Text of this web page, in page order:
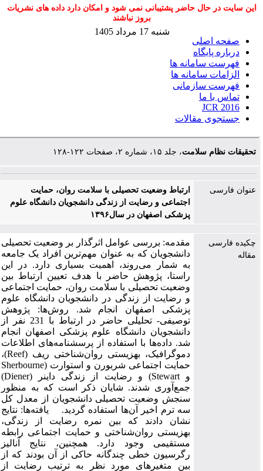
این سایت در حال حاضر پشتیبانی نمی شود و امکان دارد داده های نشریات
بروز نباشند
صفحه اصلی
درباره پایگاه
فهرست سامانه ها
الزامات سامانه ها
فهرست سازمانی
تماس با ما
JCR 2016
جستجوی مقالات
شنبه 17 مرداد 1405
تحقیقات نظام سلامت، جلد ۱۵، شماره ۲، صفحات ۱۲۲-۱۲۸
عنوان فارسی
ارتباط وضعیت تحصیلی با سلامت روان، حمایت
اجتماعی و رضایت از زندگی دانشجویان دانشگاه علوم
پزشکی اصفهان در سال۱۳۹۶
چکیده فارسی
مقاله
مقدمه: بررسی عوامل اثرگذار بر وضعیت تحصیلی
دانشجویان که به عنوان مهم‌ترین افراد یک جامعه
به شمار می‌روند، اهمیت بسیاری دارد. در این
راستا، پژوهش حاضر با هدف تعیین ارتباط بین
وضعیت تحصیلی با سلامت روان، حمایت اجتماعی
و رضایت از زندگی در دانشجویان دانشگاه علوم
پزشکی اصفهان انجام شد. روش‌‌ها: پژوهش
توصیفی- تحلیلی حاضر در ارتباط با 231 نفر از
دانشجویان دانشگاه علوم پزشکی اصفهان انجام
شد. داده‌ها با استفاده از پرسشنامه‌های اطلاعات
دموگرافیک، بهزیستی روان‌شناختی ریف (Reef)،
حمایت اجتماعی شربورن و استوارت (Sherbourne
و Stewart) و رضایت از زندگی داینر (Diener)
جمع‌آوری شدند. شایان ذکر است که به منظور
سنجش وضعیت تحصیلی دانشجویان از معدل کل
سه ترم اخیر آن‌ها استفاده گردید. یافته‌ها: نتایج
نشان دادند که بین نمره رضایت از زندگی،
بهزیستی روان‌شناختی و حمایت اجتماعی رابطه
مستقیمی وجود دارد. همچنین، نتایج آنالیز
رگرسیون خطی چندگانه حاکی از آن بودند که از
بین متغیرهای مورد نظر به ترتیب رضایت از